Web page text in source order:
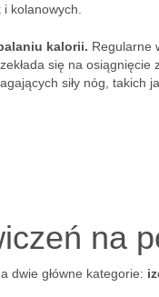
i kolanowych.
kalorii. Regularne
się na
siły nóg, takich
na
dwie główne kategorie: